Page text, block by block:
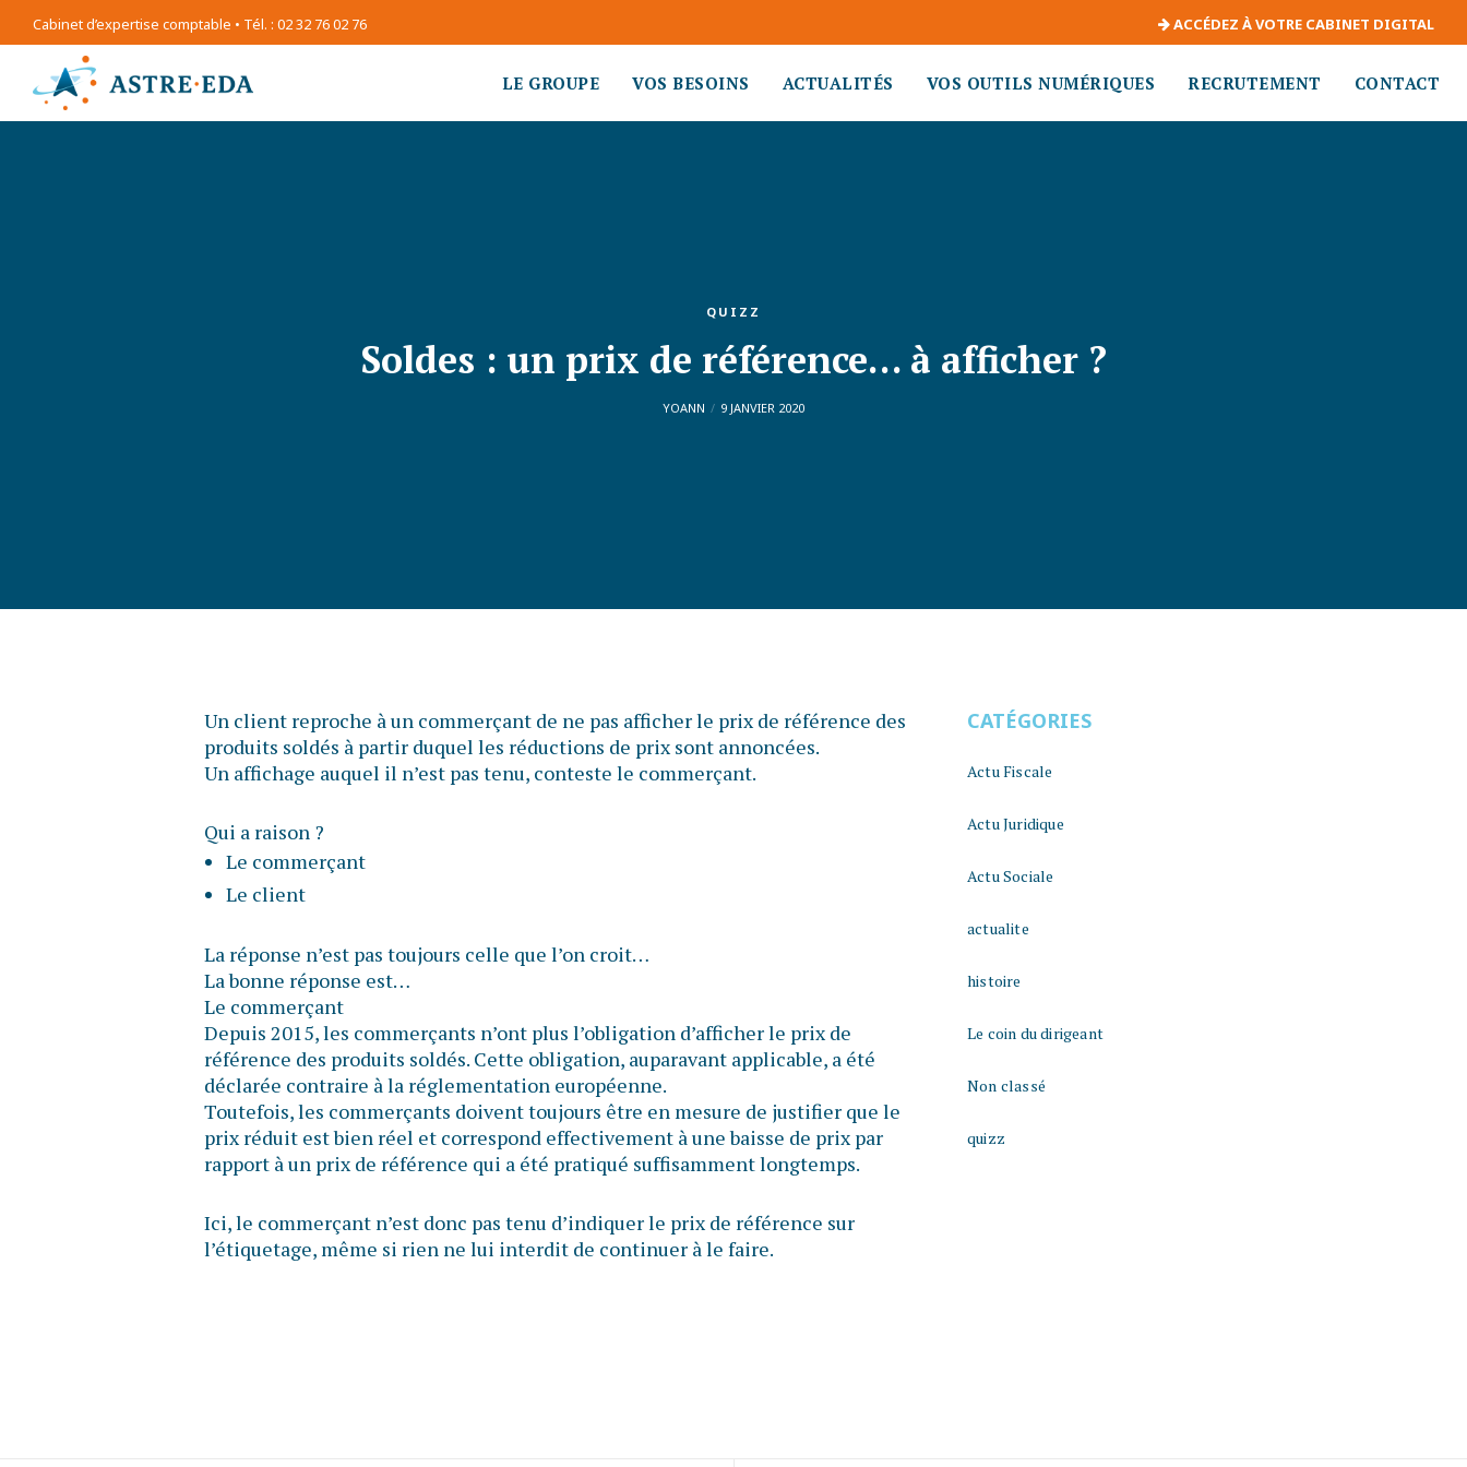
Cabinet d’expertise comptable • Tél. : 02 32 76 02 76 ACCÉDEZ À VOTRE CABINET DIGITAL
LE GROUPE VOS BESOINS ACTUALITÉS VOS OUTILS NUMÉRIQUES RECRUTEMENT CONTACT
QUIZZ
Soldes : un prix de référence… à afficher ?
YOANN 9 JANVIER 2020
Un client reproche à un commerçant de ne pas afficher le prix de référence des
produits soldés à partir duquel les réductions de prix sont annoncées.
Un affichage auquel il n’est pas tenu, conteste le commerçant.
Qui a raison ?
Le commerçant
Le client
La réponse n’est pas toujours celle que l’on croit…
La bonne réponse est…
Le commerçant
Depuis 2015, les commerçants n’ont plus l’obligation d’afficher le prix de
référence des produits soldés. Cette obligation, auparavant applicable, a été
déclarée contraire à la réglementation européenne.
Toutefois, les commerçants doivent toujours être en mesure de justifier que le
prix réduit est bien réel et correspond effectivement à une baisse de prix par
rapport à un prix de référence qui a été pratiqué suffisamment longtemps.
Ici, le commerçant n’est donc pas tenu d’indiquer le prix de référence sur
l’étiquetage, même si rien ne lui interdit de continuer à le faire.
CATÉGORIES
Actu Fiscale
Actu Juridique
Actu Sociale
actualite
histoire
Le coin du dirigeant
Non classé
quizz